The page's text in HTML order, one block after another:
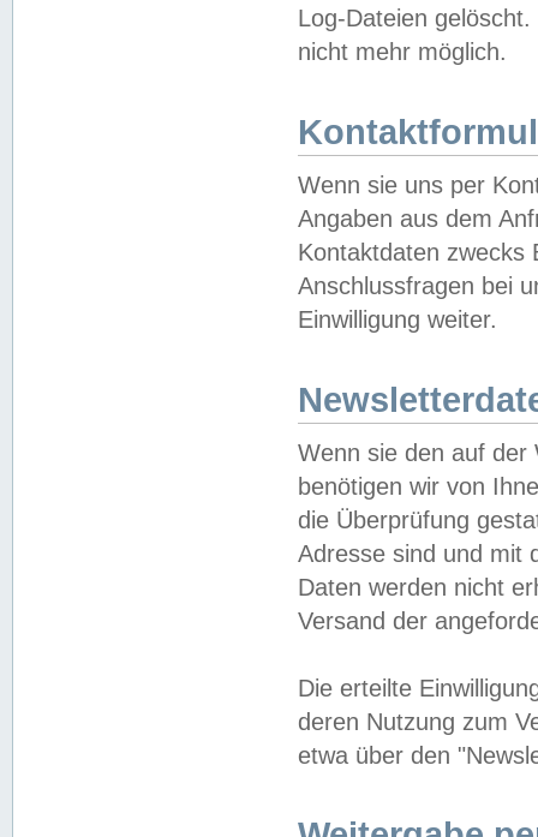
Log-Dateien
nicht mehr möglich.
Wenn sie uns per
Angaben aus dem
Kontaktdaten zwecks
Anschlussfragen bei
Einwilligung weiter.
Wenn sie den auf der
benötigen wir von
die Überprüfung
Adresse sind und mit
Daten werden nicht
Versand der
Die erteilte
deren Nutzung zum
etwa über den